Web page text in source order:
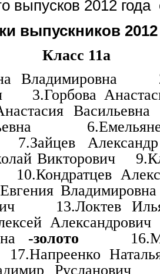
выпусков 2012 года
выпускников
Класс 11а
Владимировна
3.Горбова
Васильевна
7.Зайцев
Викторович
10.Кондратцев
Владимировна
13.Локтев
Александрович
-золото
17.Напреенко
Русланович